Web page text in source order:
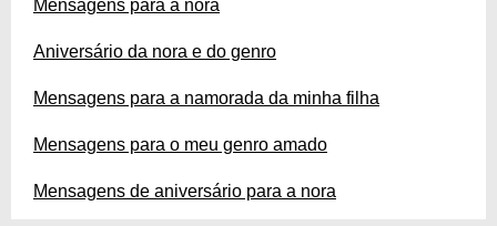
Mensagens para a nora
Aniversário da nora e do genro
Mensagens para a namorada da minha filha
Mensagens para o meu genro amado
Mensagens de aniversário para a nora